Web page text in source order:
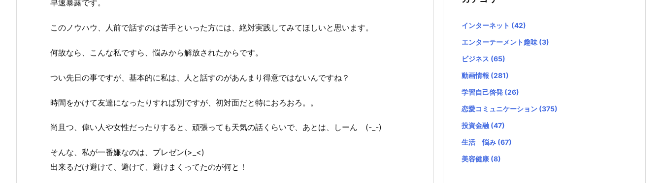
早速暴露です。
このノウハウ、人前で話すのは苦手といった方には、絶対実践してみてほしいと思います。
何故なら、こんな私ですら、悩みから解放されたからです。
つい先日の事ですが、基本的に私は、人と話すのがあんまり得意ではないんですね？
時間をかけて友達になったりすれば別ですが、初対面だと特におろおろ。。
尚且つ、偉い人や女性だったりすると、頑張っても天気の話くらいで、あとは、しーん (-_-)
そんな、私が一番嫌なのは、プレゼン(>_<)
出来るだけ避けて、避けて、避けまくってたのが何と！
インターネット (42)
エンターテーメント趣味 (3)
ビジネス (65)
動画情報 (281)
学習自己啓発 (26)
恋愛コミュニケーション (375)
投資金融 (47)
生活 悩み (67)
美容健康 (8)